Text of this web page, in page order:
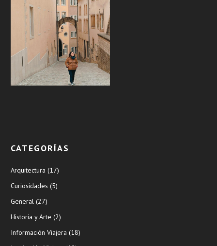
CATEGORÍAS
Arquitectura (17)
Curiosidades (5)
General (27)
Historia y Arte (2)
Información Viajera (18)